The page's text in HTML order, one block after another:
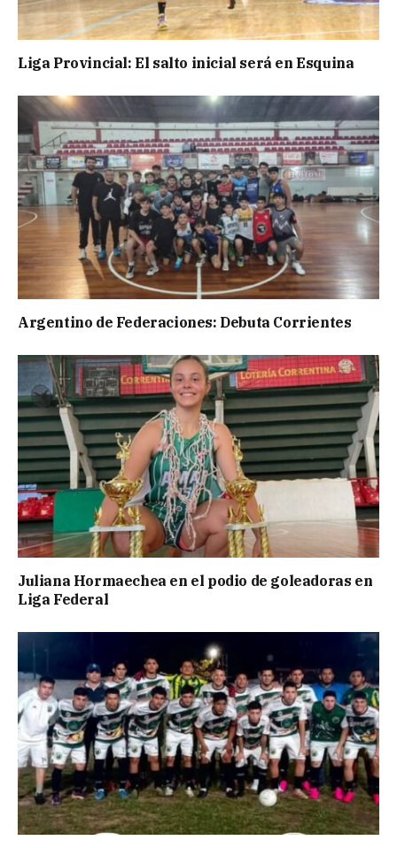
Liga Provincial: El salto inicial será en Esquina
Argentino de Federaciones: Debuta Corrientes
Juliana Hormaechea en el podio de goleadoras en
Liga Federal